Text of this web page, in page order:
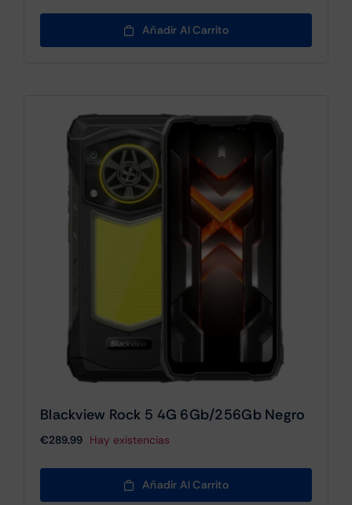
Añadir Al Carrito
Blackview Rock 5 4G 6Gb/256Gb Negro
€289.99 Hay existencias
Añadir Al Carrito